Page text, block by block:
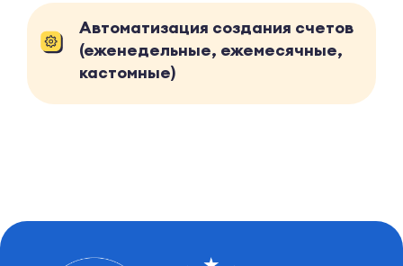
Автоматизация создания счетов
(еженедельные, ежемесячные,
кастомные)